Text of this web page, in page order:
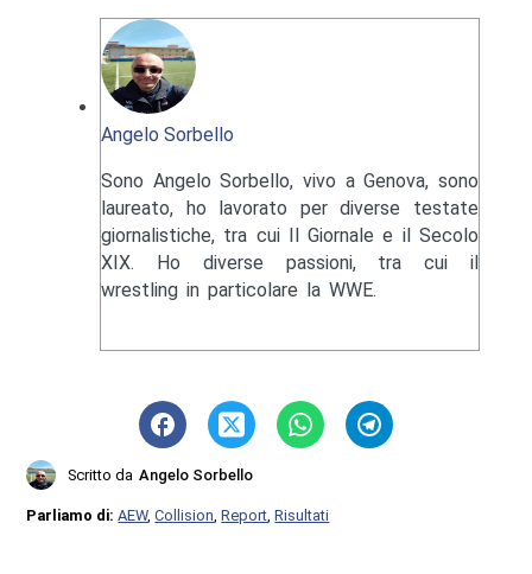
Angelo Sorbello
Sono Angelo Sorbello, vivo a Genova, sono
laureato, ho lavorato per diverse testate
giornalistiche, tra cui Il Giornale e il Secolo
XIX. Ho diverse passioni, tra cui il
wrestling in particolare la WWE.
Scritto da Angelo Sorbello
Parliamo di:AEW,Collision ,Report ,Risultati